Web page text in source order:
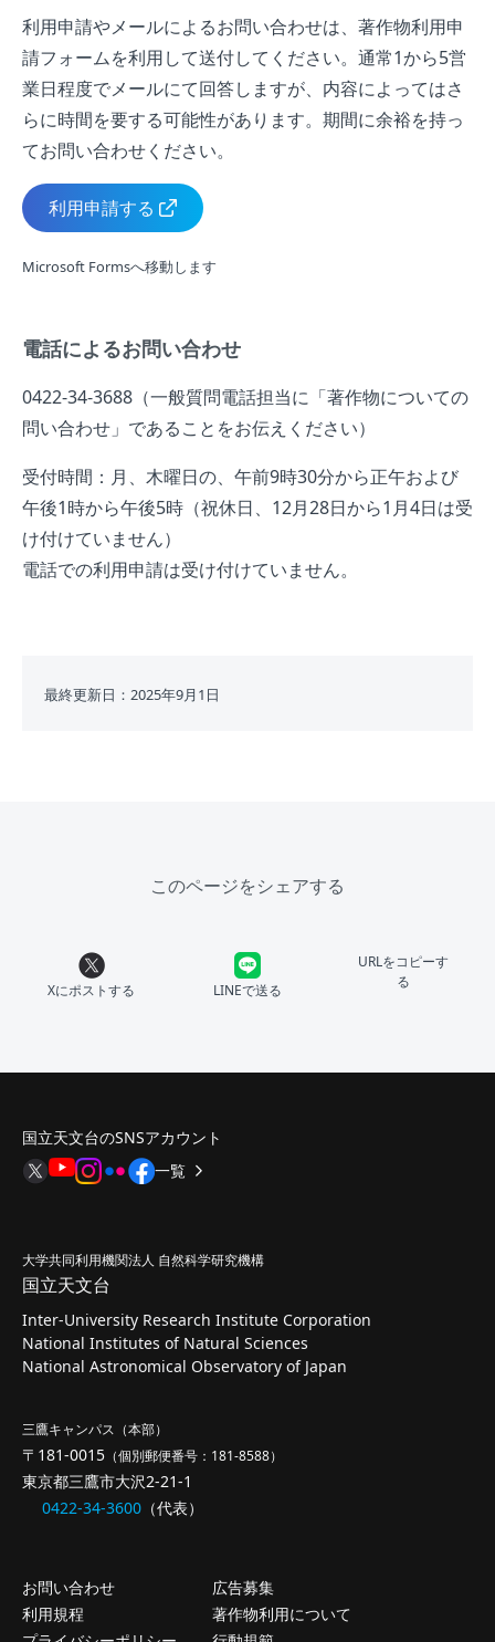
利用申請やメールによるお問い合わせは、著作物利用申
請フォームを利用して送付してください。通常1から5営
業日程度でメールにて回答しますが、内容によってはさ
らに時間を要する可能性があります。期間に余裕を持っ
てお問い合わせください。
利用申請する
Microsoft Formsへ移動します
電話によるお問い合わせ
0422-34-3688（一般質問電話担当に「著作物についての
問い合わせ」であることをお伝えください）
受付時間：月、木曜日の、午前9時30分から正午および
午後1時から午後5時（祝休日、12月28日から1月4日は受
け付けていません）
電話での利用申請は受け付けていません。
最終更新日：2025年9月1日
このページをシェアする
Xにポストする LINEで送る
URLをコピーす
る
国立天文台のSNSアカウント
一覧
大学共同利用機関法人 自然科学研究機構
国立天文台
Inter-University Research Institute Corporation
National Institutes of Natural Sciences
National Astronomical Observatory of Japan
三鷹キャンパス（本部）
〒181-0015 （個別郵便番号：181-8588）
東京都三鷹市大沢2-21-1
0422-34-3600 （代表）
お問い合わせ
広告募集
利用規程
著作物利用について